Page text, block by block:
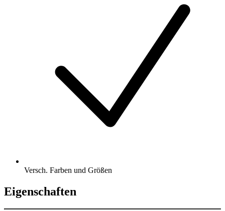
Versch. Farben und Größen
Eigenschaften